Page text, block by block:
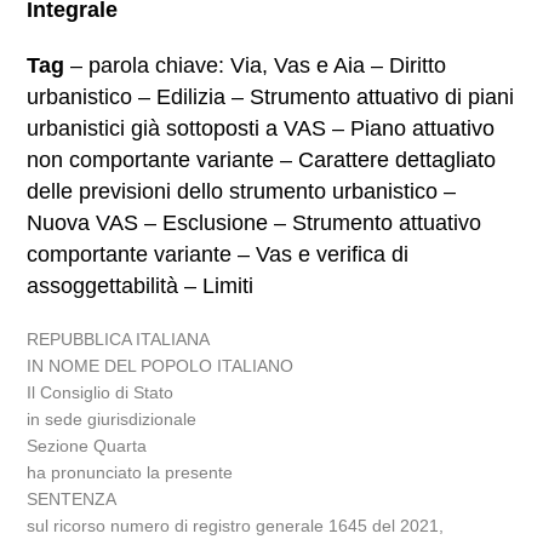
Integrale
Tag – parola chiave: Via, Vas e Aia – Diritto
urbanistico – Edilizia – Strumento attuativo di piani
urbanistici già sottoposti a VAS – Piano attuativo
non comportante variante – Carattere dettagliato
delle previsioni dello strumento urbanistico –
Nuova VAS – Esclusione – Strumento attuativo
comportante variante – Vas e verifica di
assoggettabilità – Limiti
REPUBBLICA ITALIANA
IN NOME DEL POPOLO ITALIANO
Il Consiglio di Stato
in sede giurisdizionale
Sezione Quarta
ha pronunciato la presente
SENTENZA
sul ricorso numero di registro generale 1645 del 2021,